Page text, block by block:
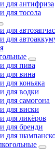
для антифриза
для тосола
для
для
для пива
для вина
для коньяка
для водки
для самогона
для виски
для ликёров
для бренди
для